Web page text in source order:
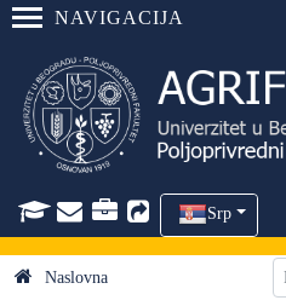
NAVIGACIJA
Srp
Naslovna